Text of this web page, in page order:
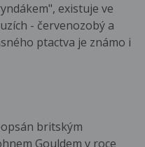
existuje ve
- červenozobý a
ptactva je známo i
britským
Gouldem v roce